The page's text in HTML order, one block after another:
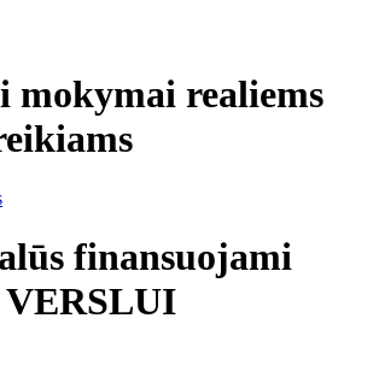
mokymai realiems
finansuojami